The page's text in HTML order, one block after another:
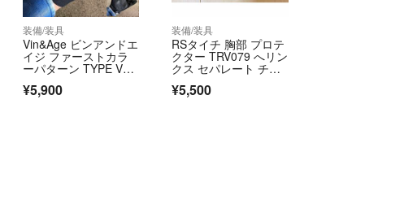
装備/装具
Vin&Age ビンアンドエ
イジ ファーストカラ
ーパターン TYPE VM
ブ ブラック Lサイ
¥5,900
装備/装具
RSタイチ 胸部 プロテ
クター TRV079 へリン
クス セパレート チェ
¥5,500